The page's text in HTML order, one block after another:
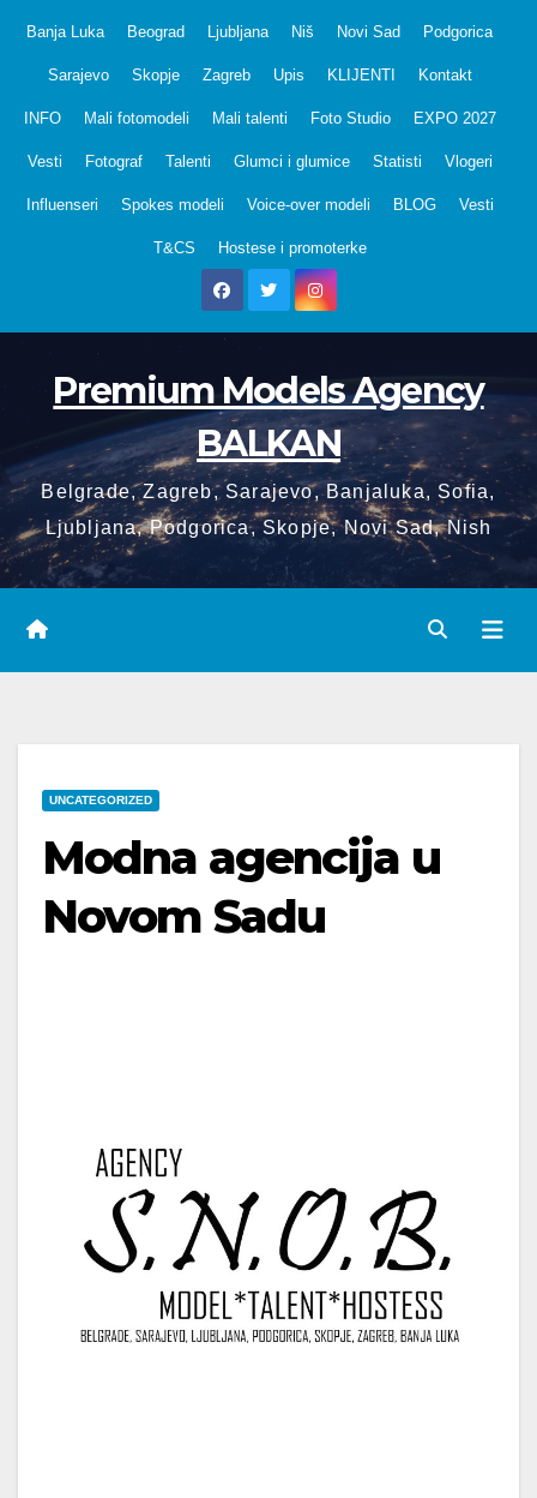
Banja Luka Beograd Ljubljana Niš Novi Sad Podgorica
Sarajevo Skopje Zagreb Upis KLIJENTI Kontakt
INFO Mali fotomodeli Mali talenti Foto Studio EXPO 2027
Vesti Fotograf Talenti Glumci i glumice Statisti Vlogeri
Influenseri Spokes modeli Voice-over modeli BLOG Vesti
T&CS Hostese i promoterke
Premium Models Agency
BALKAN
Belgrade, Zagreb, Sarajevo, Banjaluka, Sofia,
Ljubljana, Podgorica, Skopje, Novi Sad, Nish
UNCATEGORIZED
Modna agencija u
Novom Sadu